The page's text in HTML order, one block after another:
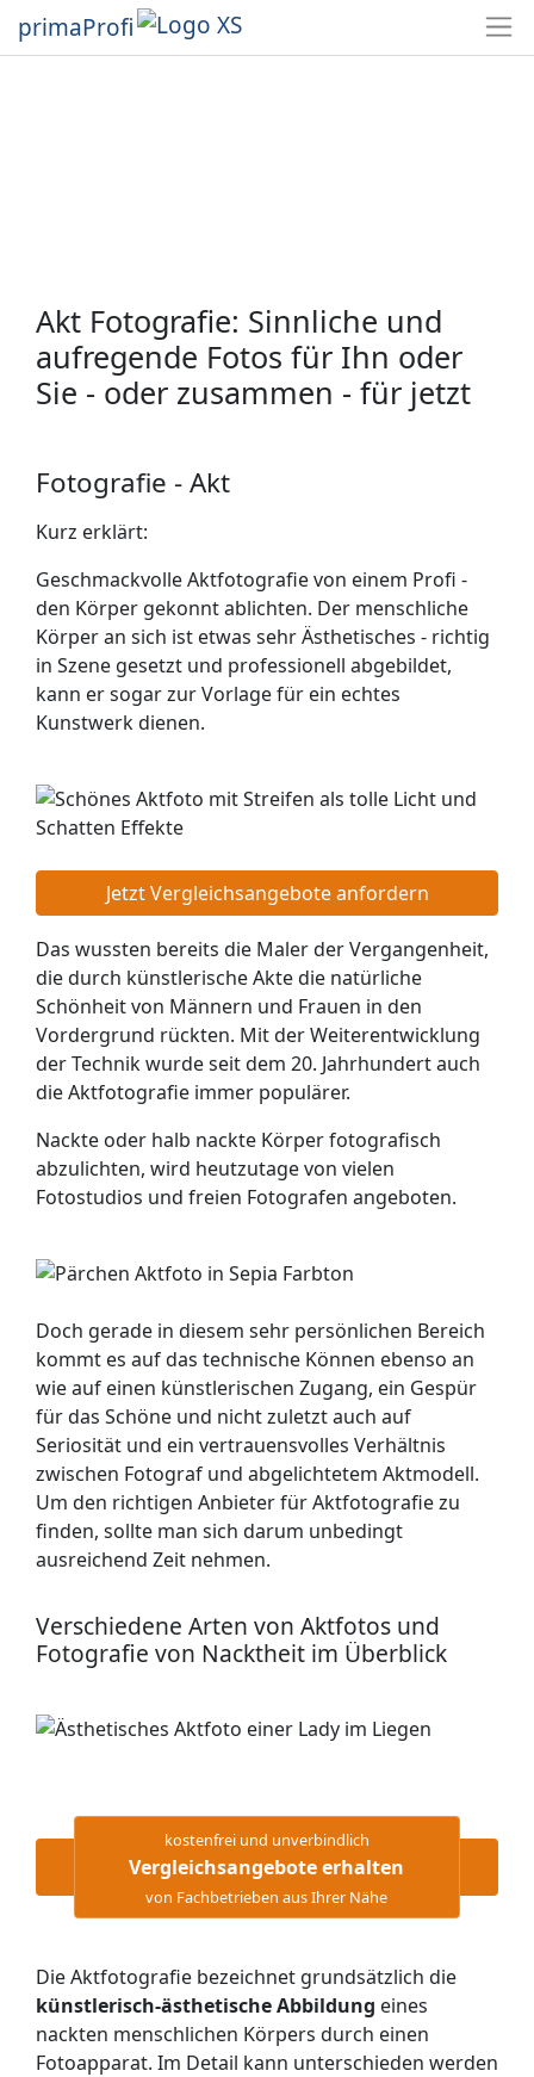
primaProfi
Akt Fotografie: Sinnliche und
aufregende Fotos für Ihn oder
Sie - oder zusammen - für jetzt
Fotografie - Akt
Kurz erklärt:
Geschmackvolle Aktfotografie von einem Profi -
den Körper gekonnt ablichten. Der menschliche
Körper an sich ist etwas sehr Ästhetisches - richtig
in Szene gesetzt und professionell abgebildet,
kann er sogar zur Vorlage für ein echtes
Kunstwerk dienen.
Jetzt Vergleichsangebote anfordern
Das wussten bereits die Maler der Vergangenheit,
die durch künstlerische Akte die natürliche
Schönheit von Männern und Frauen in den
Vordergrund rückten. Mit der Weiterentwicklung
der Technik wurde seit dem 20. Jahrhundert auch
die Aktfotografie immer populärer.
Nackte oder halb nackte Körper fotografisch
abzulichten, wird heutzutage von vielen
Fotostudios und freien Fotografen angeboten.
Doch gerade in diesem sehr persönlichen Bereich
kommt es auf das technische Können ebenso an
wie auf einen künstlerischen Zugang, ein Gespür
für das Schöne und nicht zuletzt auch auf
Seriosität und ein vertrauensvolles Verhältnis
zwischen Fotograf und abgelichtetem Aktmodell.
Um den richtigen Anbieter für Aktfotografie zu
finden, sollte man sich darum unbedingt
ausreichend Zeit nehmen.
Verschiedene Arten von Aktfotos und
Fotografie von Nacktheit im Überblick
kostenfrei und unverbindlich
Vergleichsangebote erhalten
von Fachbetrieben aus Ihrer Nähe
Die Aktfotografie bezeichnet grundsätzlich die
künstlerisch-ästhetische Abbildung eines
nackten menschlichen Körpers durch einen
Fotoapparat. Im Detail kann unterschieden werden